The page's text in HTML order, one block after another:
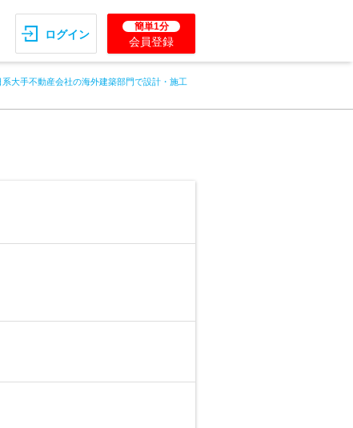
ログイン
簡単1分
会員登録
系大手不動産会社の海外建築部門で設計・施工